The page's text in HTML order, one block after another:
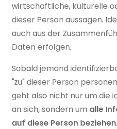
wirtschaftliche, kulturelle
dieser Person aussagen.
auch aus der
Daten erfolgen.
Sobald jemand
"zu" dieser Person
geht also nicht nur um die
an sich, sondern um alle
auf diese Person beziehen.